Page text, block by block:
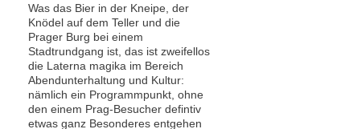
Was das Bier in der Kneipe, der
Knödel auf dem Teller und die
Prager Burg bei einem
Stadtrundgang ist, das ist zweifellos
die Laterna magika im Bereich
Abendunterhaltung und Kultur:
nämlich ein Programmpunkt, ohne
den einem Prag-Besucher defintiv
etwas ganz Besonderes entgehen